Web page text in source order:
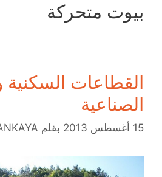
بيوت متحركة
القطاعات السكنية
الصناعية
15 أغسطس 2013 بقلم